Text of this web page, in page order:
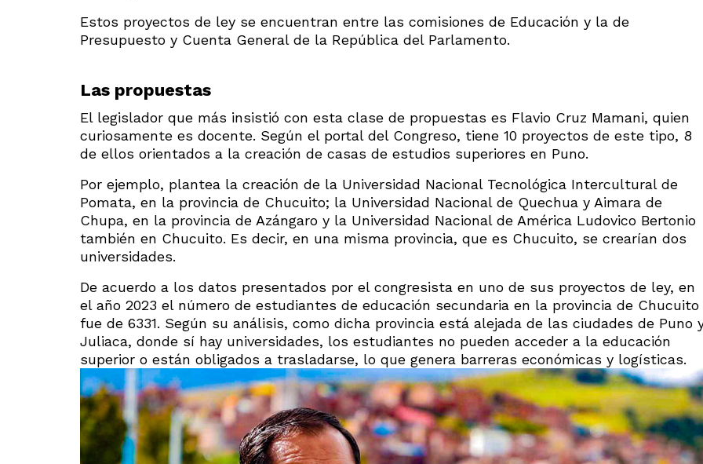
Estos proyectos de ley se encuentran entre las comisiones de Educación y la de
Presupuesto y Cuenta General de la República del Parlamento.
Las propuestas
El legislador que más insistió con esta clase de propuestas es Flavio Cruz Mamani, quien
curiosamente es docente. Según el portal del Congreso, tiene 10 proyectos de este tipo, 8
de ellos orientados a la creación de casas de estudios superiores en Puno.
Por ejemplo, plantea la creación de la Universidad Nacional Tecnológica Intercultural de
Pomata, en la provincia de Chucuito; la Universidad Nacional de Quechua y Aimara de
Chupa, en la provincia de Azángaro y la Universidad Nacional de América Ludovico Bertonio
también en Chucuito. Es decir, en una misma provincia, que es Chucuito, se crearían dos
universidades.
De acuerdo a los datos presentados por el congresista en uno de sus proyectos de ley, en
el año 2023 el número de estudiantes de educación secundaria en la provincia de Chucuito
fue de 6331. Según su análisis, como dicha provincia está alejada de las ciudades de Puno
Juliaca, donde sí hay universidades, los estudiantes no pueden acceder a la educación
superior o están obligados a trasladarse, lo que genera barreras económicas y logísticas.